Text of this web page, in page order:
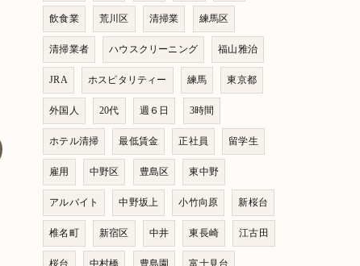
飲食業 荒川区 清掃業 練馬区
清掃業者 ハウスクリーニング 福山雅治
JRA ホスピタリティー 練馬 東京都
外国人 20代 週６日 3時間
ホテル清掃 最低賃金 正社員 留学生
雇用 中野区 豊島区 東中野
アルバイト 中野坂上 小竹向原 新桜台
椎名町 新宿区 中井 東長崎 江古田
桜台 中村橋 豊島園 富士見台